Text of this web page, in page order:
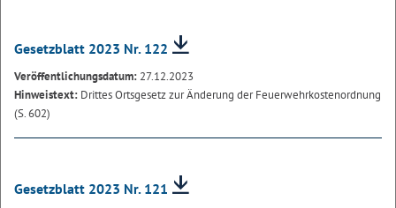
Gesetzblatt 2023 Nr. 122
Veröffentlichungsdatum: 27.12.2023
Hinweistext: Drittes Ortsgesetz zur Änderung der Feuerwehrkostenordnung
(S. 602)
Gesetzblatt 2023 Nr. 121